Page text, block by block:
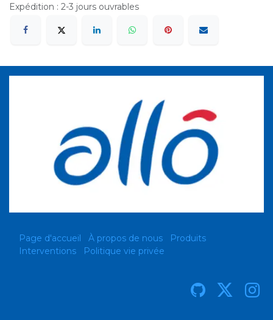
Expédition : 2-3 jours ouvrables
Page d'accueil À propos de nous
Produits
Interventions
Politique vie privée